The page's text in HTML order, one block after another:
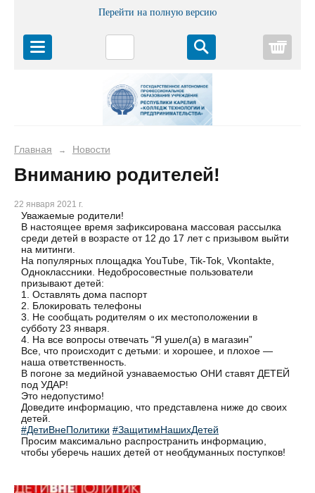
Перейти на полную версию
Главная → Новости
Вниманию родителей!
22 января 2021 г.
Уважаемые родители!
В настоящее время зафиксирована массовая рассылка
среди детей в возрасте от 12 до 17 лет с призывом выйти
на митинги.
На популярных площадка YouTube, Tik-Tok, Vkontakte,
Одноклассники. Недобросовестные пользователи
призывают детей:
1. Оставлять дома паспорт
2. Блокировать телефоны
3. Не сообщать родителям о их местоположении в
субботу 23 января.
4. На все вопросы отвечать “Я ушел(а) в магазин”
Все, что происходит с детьми: и хорошее, и плохое —
наша ответственность.
В погоне за медийной узнаваемостью ОНИ ставят ДЕТЕЙ
под УДАР!
Это недопустимо!
Доведите информацию, что представлена ниже до своих
детей.
#ДетиВнеПолитики #ЗащитимНашихДетей
Просим максимально распространить информацию,
чтобы уберечь наших детей от необдуманных поступков!